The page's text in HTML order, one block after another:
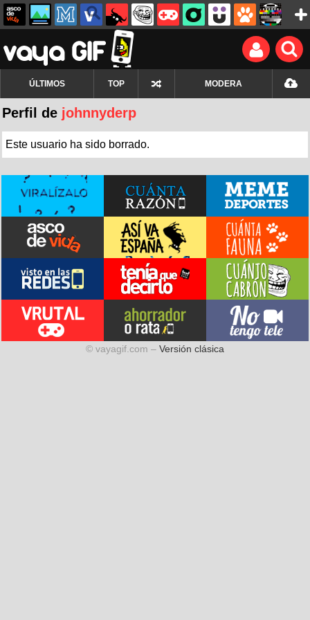
ÚLTIMOS TOP MODERA
Perfil de johnnyderp
Este usuario ha sido borrado.
© vayagif.com – Versión clásica